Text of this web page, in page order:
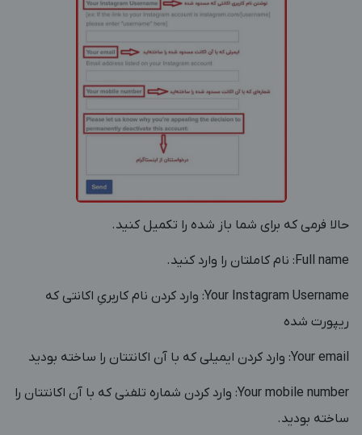
حالا فرمی که برای شما باز شده را تکمیل کنید.
Full name: نام کاملتان را وارد کنید.
Your Instagram Username: وارد کردن نام کاربریِ اکانتی که
ریپورت شده
Your email: وارد کردن ایمیلی که با آن اکانتتان را ساخته بودید
Your mobile number: وارد کردن شماره تلفنی که با آن اکانتتان را
ساخته بودید.